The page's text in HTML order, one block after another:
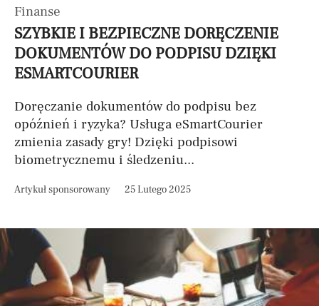
Finanse
SZYBKIE I BEZPIECZNE DORĘCZENIE
DOKUMENTÓW DO PODPISU DZIĘKI
ESMARTCOURIER
Doręczanie dokumentów do podpisu bez
opóźnień i ryzyka? Usługa eSmartCourier
zmienia zasady gry! Dzięki podpisowi
biometrycznemu i śledzeniu...
Artykuł sponsorowany 25 Lutego 2025